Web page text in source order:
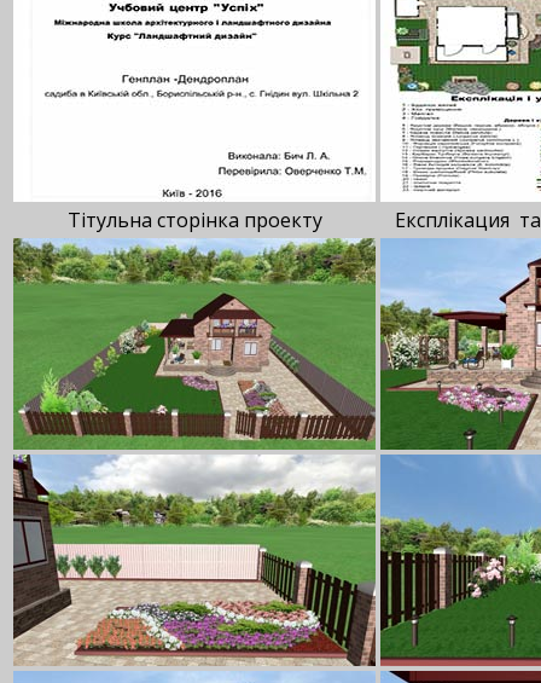
Тітульна сторінка проекту Експлікация